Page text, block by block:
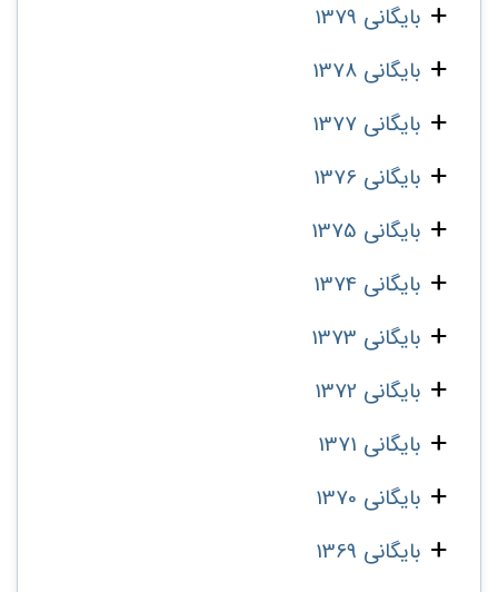
بایگانی 1379
بایگانی 1378
بایگانی 1377
بایگانی 1376
بایگانی 1375
بایگانی 1374
بایگانی 1373
بایگانی 1372
بایگانی 1371
بایگانی 1370
بایگانی 1369